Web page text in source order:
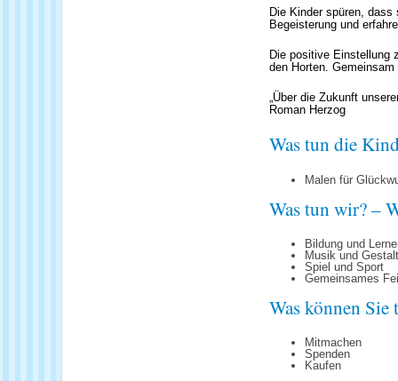
Die Kinder spüren,
Begeisterung und
Die positive Einstellung
den Horten.
„Über die Zukunft
Roman Herzog
Was tun die
Malen für
Was tun wir? –
Bildung und
Musik und
Spiel und Sport
Gemeinsames
Was können Sie
Mitmachen
Spenden
Kaufen